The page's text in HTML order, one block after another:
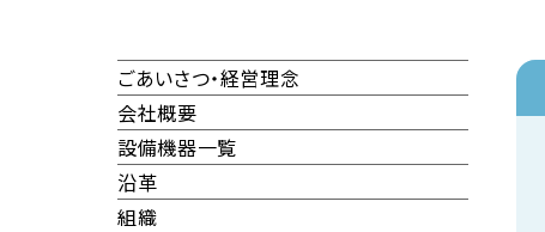
ごあいさつ・経営理念
会社概要
設備機器一覧
沿革
組織